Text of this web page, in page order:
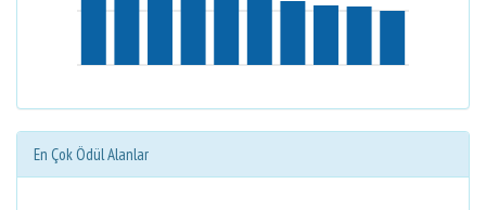
En Çok Ödül Alanlar